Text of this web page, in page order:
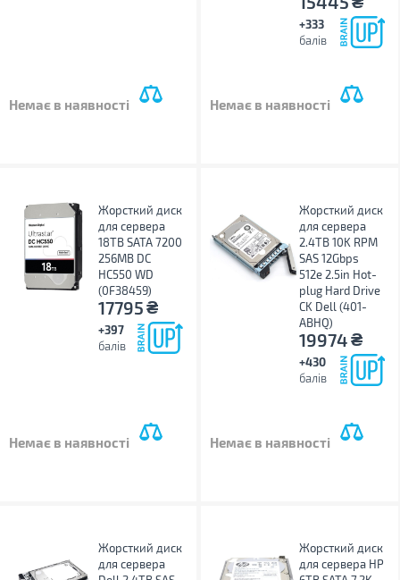
Немає в наявності
+333
балів
Немає в наявності
Жорсткий диск
для сервера
18TB SATA 7200
256MB DC
HC550 WD
(0F38459)
17795₴
+397
балів
Немає в наявності
Жорсткий диск
для сервера
2.4TB 10K RPM
SAS 12Gbps
512e 2.5in Hot-
plug Hard Drive
CK Dell (401-
ABHQ)
19974₴
+430
балів
Немає в наявності
Жорсткий диск
для сервера
Жорсткий диск
для сервера HP